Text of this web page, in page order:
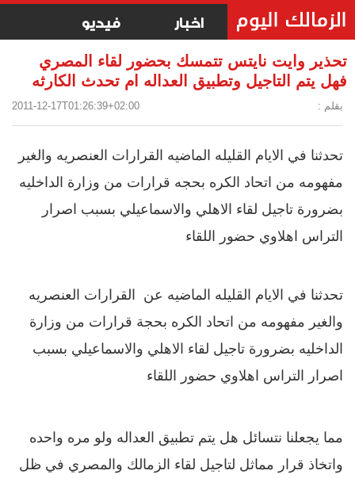
اخبار فيديو
تحذير وايت نايتس تتمسك بحضور لقاء المصري
فهل يتم التاجيل وتطبيق العداله ام تحدث الكارثه
بقلم : 2011-12-17T01:26:39+02:00
تحدثنا في الايام القليله الماضيه القرارات العنصريه والغير
مفهومه من اتحاد الكره بحجه قرارات من وزارة الداخليه
بضرورة تاجيل لقاء الاهلي والاسماعيلي بسبب اصرار
التراس اهلاوي حضور اللقاء
تحدثنا في الايام القليله الماضيه عن القرارات العنصريه
والغير مفهومه من اتحاد الكره بحجة قرارات من وزارة
الداخليه بضرورة تاجيل لقاء الاهلي والاسماعيلي بسبب
اصرار التراس اهلاوي حضور اللقاء
مما يجعلنا نتسائل هل يتم تطبيق العداله ولو مره واحده
واتخاذ قرار مماثل لتاجيل لقاء الزمالك والمصري في ظل